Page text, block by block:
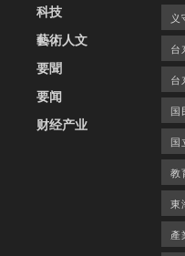
科技
藝術人文
要聞
要闻
财经产业
义
台
台
国
国
教
東
產